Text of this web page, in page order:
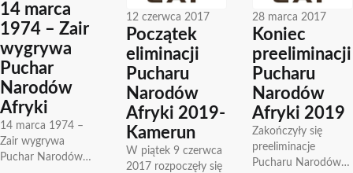
14 marca
1974 – Zair
wygrywa
Puchar
Narodów
Afryki
14 marca 1974 –
Zair wygrywa
Puchar Narodów
12 czerwca 2017
Początek
eliminacji
Pucharu
Narodów
Afryki 2019-
Kamerun
W piątek 9 czerwca
2017 rozpoczęły się
28 marca 2017
Koniec
preeliminacji
Pucharu
Narodów
Afryki 2019
Zakończyły się
preeliminacje
Pucharu Narodów